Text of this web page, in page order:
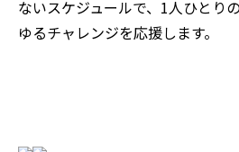
ないスケジュールで、1人ひとり
ゆるチャレンジを応援します。